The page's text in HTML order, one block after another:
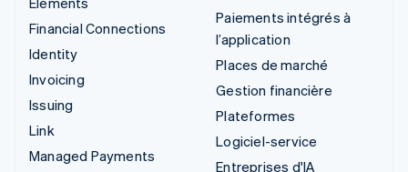
Financial Connections
Identity
Invoicing
Issuing
Link
Managed Payments
Paiements intégrés à
l’application
Places de marché
Gestion financière
Plateformes
Logiciel-service
Entreprises d'IA